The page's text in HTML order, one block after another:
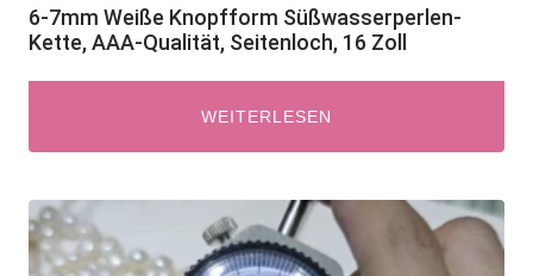
6-7mm Weiße Knopfform Süßwasserperlen-
Kette, AAA-Qualität, Seitenloch, 16 Zoll
WEITERLESEN